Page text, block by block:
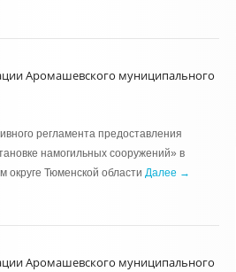
Аромашевского муниципального
регламента предоставления
намогильных сооружений» в
Тюменской области Далее →
Аромашевского муниципального